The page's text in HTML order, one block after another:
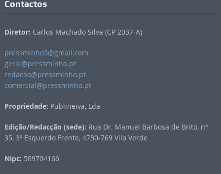
Contactos
Diretor: Carlos Machado Silva (CP 2037-A)
pressminho5@gmail.com
geral@pressminho.pt
redacao@pressminho.pt
comercial@pressminho.pt
Propriedade: Publineiva, Lda
Edição/Redacção (sede): Rua Dr. Manuel Barbosa de Brito, nº
35, 3º Esquerdo Frente, 4730-769 Vila Verde
Nipc: 509704166